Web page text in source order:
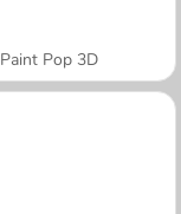
Paint Pop 3D